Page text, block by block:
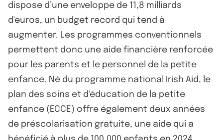
dispose d’une enveloppe de 11,8 milliards
d'euros, un budget record qui tend à
augmenter. Les programmes conventionnels
permettent donc une aide financière renforcée
pour les parents et le personnel de la petite
enfance. Né du programme national Irish Aid, le
plan des soins et d'éducation de la petite
enfance (ECCE) offre également deux années
de préscolarisation gratuite, une aide qui a